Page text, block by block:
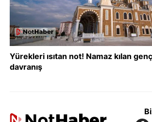
Yürekleri ısıtan not! Namaz kılan
davranış